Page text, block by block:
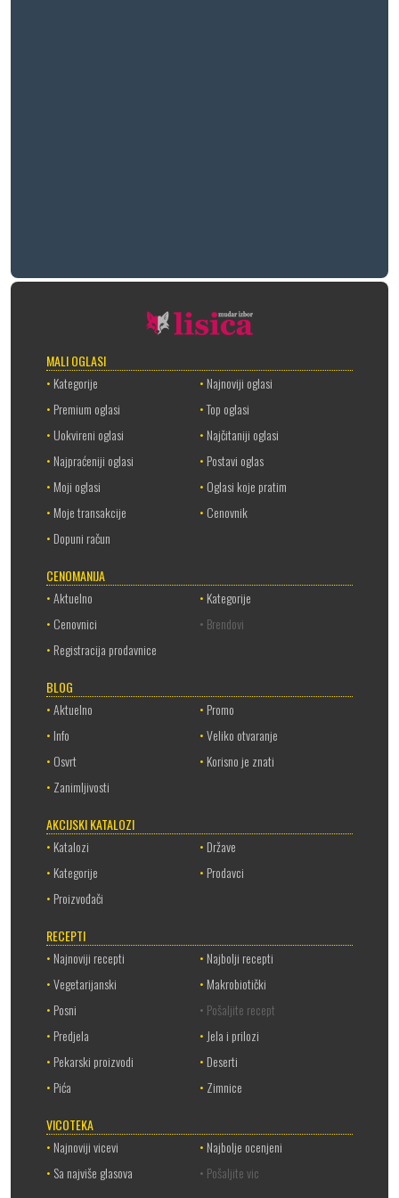
MALI OGLASI
• Kategorije • Najnoviji oglasi
• Premium oglasi •Top oglasi
• Uokvireni oglasi • Najčitaniji oglasi
• Najpraćeniji oglasi • Postavi oglas
• Moji oglasi • Oglasi koje pratim
• Moje transakcije • Cenovnik
• Dopuni račun
CENOMANIJA
•Aktuelno • Kategorije
• Cenovnici
• Brendovi
• Registracija prodavnice
BLOG
•Aktuelno • Promo
• Info •Veliko otvaranje
• Osvrt • Korisno je znati
• Zanimljivosti
AKCIJSKI KATALOZI
• Katalozi • Države
• Kategorije • Prodavci
• Proizvođači
RECEPTI
• Najnoviji recepti • Najbolji recepti
•Vegetarijanski • Makrobiotički
• Posni
• Pošaljite recept
• Predjela • Jela i prilozi
• Pekarski proizvodi • Deserti
• Pića • Zimnice
VICOTEKA
• Najnoviji vicevi • Najbolje ocenjeni
• Sa najviše glasova • Pošaljite vic